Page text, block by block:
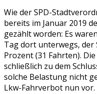
Wie der SPD-
bereits im Januar 2019
gezählt worden: Es
Tag dort unterwegs,
Prozent (31 Fahrten).
schließlich zu dem
solche Belastung nicht
Lkw-Fahrverbot nun vor.